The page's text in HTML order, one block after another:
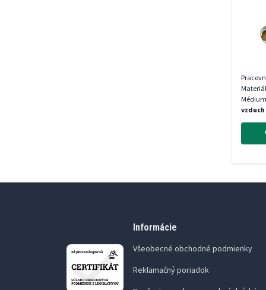
vzduch
Informácie
Všeobecné obchodné podmienky
Reklamačný poriadok